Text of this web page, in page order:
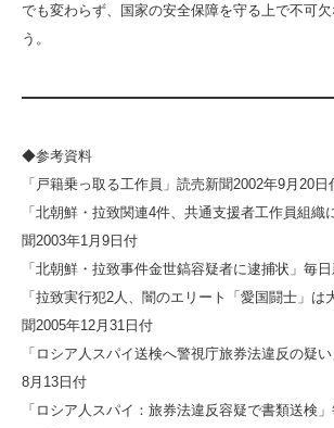
でも変わらず、国家の安全保障を守る上で不可
う。
◆参考資料
「戸籍乗っ取る工作員」読売新聞2002年9月20日
「北朝鮮・拉致関連4件、共通支援者工作員組織
聞2003年1月9日付
「北朝鮮・拉致事件金世鎬容疑者に逮捕状」毎
「拉致実行犯2人、闇のエリート「愛国闘士」は
聞2005年12月31日付
「ロシア人スパイ送検へ警視庁旅券法違反の疑
8月13日付
「ロシア人スパイ：旅券法違反容疑で書類送検